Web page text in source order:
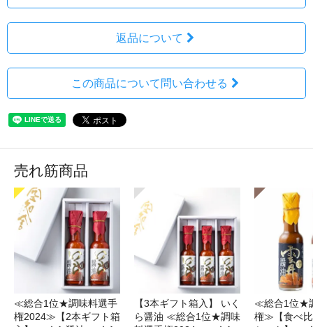
返品について
この商品について問い合わせる
売れ筋商品
≪総合1位★調味料選手
権2024≫【2本ギフト箱
【3本ギフト箱入】 いく
ら醤油 ≪総合1位★調味
≪総合1位★
権≫【食べ